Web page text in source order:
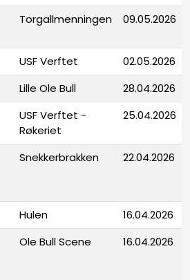
Torgallmenningen 09.05.2026
USF Verftet
02.05.2026
Lille Ole Bull
28.04.2026
USF Verftet -
Røkeriet
25.04.2026
Snekkerbrakken 22.04.2026
Hulen
16.04.2026
Ole Bull Scene 16.04.2026